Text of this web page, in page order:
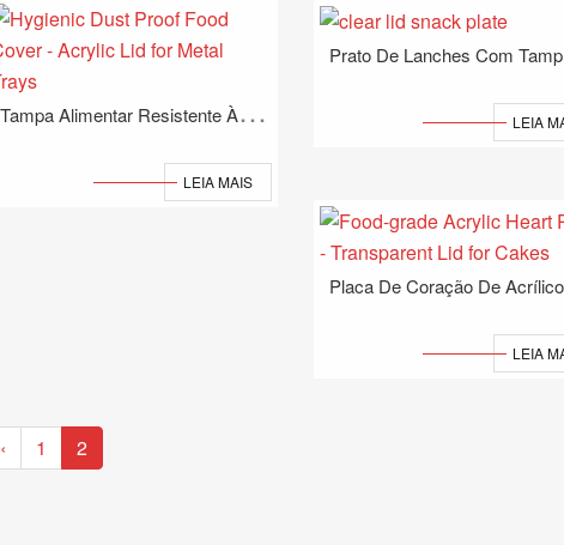
T
Ampa Alimentar Resistente À Poeira - Tampa De Acrílico Para Bandejas De Metal
LEIA MAIS
LEIA
LEIA
‹ 1 2